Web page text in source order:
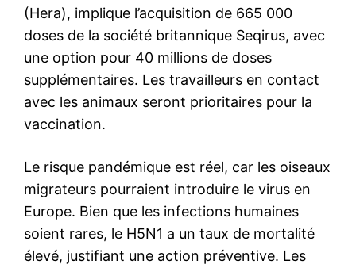
(Hera), implique l’acquisition de 665 000
doses de la société britannique Seqirus, avec
une option pour 40 millions de doses
supplémentaires. Les travailleurs en contact
avec les animaux seront prioritaires pour la
vaccination.
Le risque pandémique est réel, car les oiseaux
migrateurs pourraient introduire le virus en
Europe. Bien que les infections humaines
soient rares, le H5N1 a un taux de mortalité
élevé, justifiant une action préventive. Les